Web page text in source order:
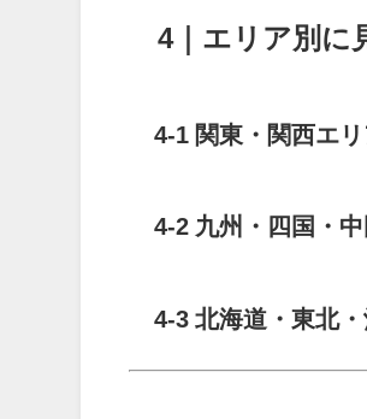
4｜エリア別に
4-1 関東・関西エ
4-2 九州・四国・
4-3 北海道・東北